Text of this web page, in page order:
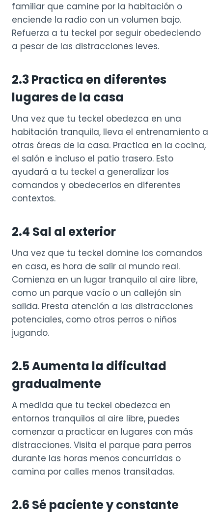
familiar que camine por la habitación o
enciende la radio con un volumen bajo.
Refuerza a tu teckel por seguir obedeciendo
a pesar de las distracciones leves.
2.3 Practica en diferentes
lugares de la casa
Una vez que tu teckel obedezca en una
habitación tranquila, lleva el entrenamiento a
otras áreas de la casa. Practica en la cocina,
el salón e incluso el patio trasero. Esto
ayudará a tu teckel a generalizar los
comandos y obedecerlos en diferentes
contextos.
2.4 Sal al exterior
Una vez que tu teckel domine los comandos
en casa, es hora de salir al mundo real.
Comienza en un lugar tranquilo al aire libre,
como un parque vacío o un callejón sin
salida. Presta atención a las distracciones
potenciales, como otros perros o niños
jugando.
2.5 Aumenta la dificultad
gradualmente
A medida que tu teckel obedezca en
entornos tranquilos al aire libre, puedes
comenzar a practicar en lugares con más
distracciones. Visita el parque para perros
durante las horas menos concurridas o
camina por calles menos transitadas.
2.6 Sé paciente y constante